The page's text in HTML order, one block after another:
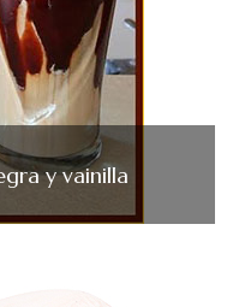
y vainilla